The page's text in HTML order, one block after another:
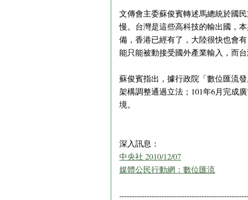
文傳會主委蘇俊賓轉述馬總統於國
慢。台灣是這些高科技的輸出國，
備，香港已經有了，大陸很快也會
能只能被動接受國外產業輸入，而
蘇俊賓指出，據行政院「數位匯流
架構調整通過立法；101年6月完成
境。
深入訊息：
中央社 2010/12/07
媒體公民行動網：數位匯流